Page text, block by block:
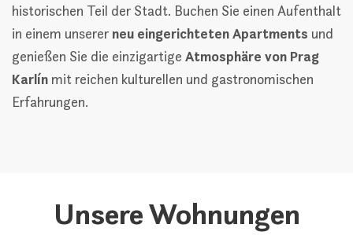
historischen Teil der Stadt. Buchen Sie einen Aufenthalt
in einem unserer neu eingerichteten Apartments und
genießen Sie die einzigartige Atmosphäre von Prag
Karlín mit reichen kulturellen und gastronomischen
Erfahrungen.
Unsere Wohnungen